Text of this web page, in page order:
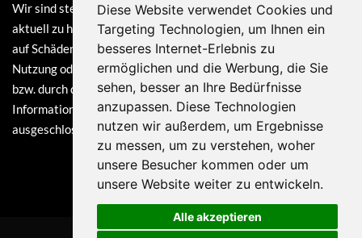
Diese Website verwendet Cookies und
Targeting Technologien, um Ihnen ein
besseres Internet-Erlebnis zu
ermöglichen und die Werbung, die Sie
sehen, besser an Ihre Bedürfnisse
anzupassen. Diese Technologien
nutzen wir außerdem, um Ergebnisse
zu messen, um zu verstehen, woher
unsere Besucher kommen oder um
unsere Website weiter zu entwickeln.
Alle akzeptieren
Wir sind stets bemüht, die Informationen auf dieser Webseite
aktuell zu halten. Dennoch sind Haftungsansprüche, welche sich
auf Schäden materieller oder ideeller Art beziehen, die durch die
Nutzung oder Nichtnutzung der dargebotenen Informationen
bzw. durch die Nutzung fehlerhafter und unvollständiger
Informationen verursacht wurden, grundsätzlich
ausgeschlossen.